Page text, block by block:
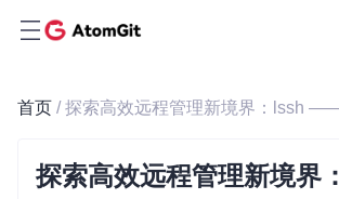
首页
探索高效远程管理新境界